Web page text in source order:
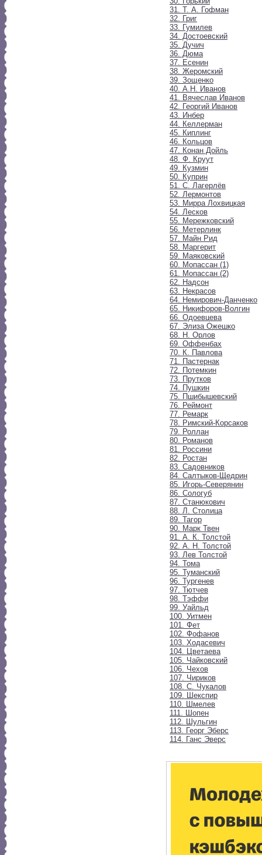
31. Т. А. Гофман
32. Григ
33. Гумилев
34. Достоевский
35. Дучич
36. Дюма
37. Есенин
38. Жеромский
39. Зощенко
40. А.Н. Иванов
41. Вячеслав Иванов
42. Георгий Иванов
43. Инбер
44. Келлерман
45. Киплинг
46. Кольцов
47. Конан Дойль
48. Ф. Круут
49. Кузмин
50. Куприн
51. С. Лагерлёв
52. Лермонтов
53. Мирра Лохвицкая
54. Лесков
55. Мережковский
56. Метерлинк
57. Майн Рид
58. Маргерит
59. Маяковский
60. Мопассан (1)
61. Мопассан (2)
62. Надсон
63. Некрасов
64. Немирович-Данченко
65. Никифоров-Волгин
66. Одоевцева
67. Элиза Ожешко
68. Н. Орлов
69. Оффенбах
70. К. Павлова
71. Пастернак
72. Потемкин
73. Прутков
74. Пушкин
75. Пшибышевский
76. Реймонт
77. Ремарк
78. Римский-Корсаков
79. Роллан
80. Романов
81. Россини
82. Ростан
83. Садовников
84. Салтыков-Щедрин
85. Игорь-Северянин
86. Сологуб
87. Станюкович
88. Л. Столица
89. Тагор
90. Марк Твен
91. А. К. Толстой
92. А. Н. Толстой
93. Лев Толстой
94. Тома
95. Туманский
96. Тургенев
97. Тютчев
98. Тэффи
99. Уайльд
100. Уитмен
101. Фет
102. Фофанов
103. Ходасевич
104. Цветаева
105. Чайковский
106. Чехов
107. Чириков
108. С. Чукалов
109. Шекспир
110. Шмелев
111. Шопен
112. Шульгин
113. Георг Эберс
114. Ганс Эверс